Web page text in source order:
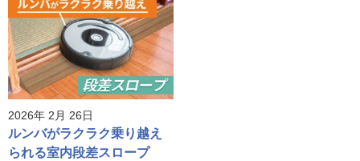
2026年 2月 26日
ルンバがラクラク乗り越え
られる室内段差スロープ